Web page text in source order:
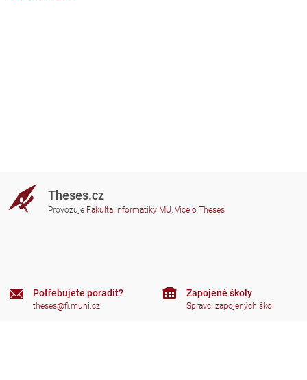
Theses.cz
Provozuje Fakulta informatiky MU, Více o Theses
Potřebujete poradit?
theses@fi.muni.cz
Zapojené školy
Správci zapojených škol